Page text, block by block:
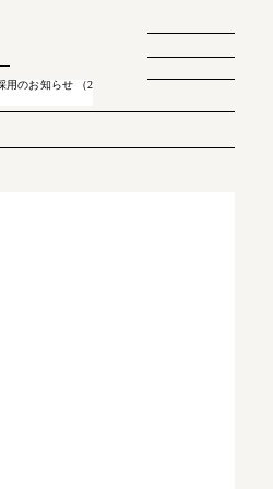
用のお知らせ （2